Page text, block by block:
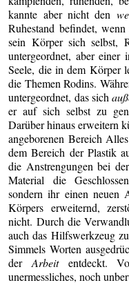
kannte aber nicht den
Ruhestand befindet,
sein Körper sich selbst,
untergeordnet, aber einer
Seele, die in dem Körper
die Themen Rodins.
untergeordnet, das sich
er auf sich selbst zu
Darüber hinaus erweitern
angeborenen Bereich
dem Bereich der Plastik
die Anstrengungen bei
Material die
sondern ihr einen neuen
Körpers erweiternd,
nicht. Durch die
auch das Hilfswerkzeug
Simmels Worten
derArbeitentdeckt.
unermessliches, noch